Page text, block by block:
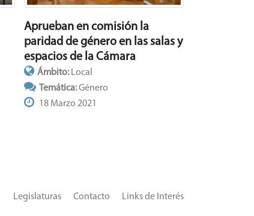
Aprueban en comisión la
paridad de género en las salas y
espacios de la Cámara
Ámbito:Local
Temática:Género
18 Marzo 2021
Links de Interés
Contacto
Legislaturas